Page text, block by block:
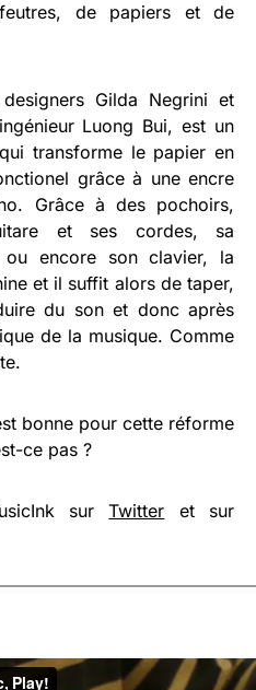
de papiers et de
Gilda Negrini et
Luong Bui, est un
transforme le papier en
grâce à une encre
Grâce à des pochoirs,
et ses cordes, sa
encore son clavier, la
et il suffit alors de taper,
du son et donc après
de la musique. Comme
bonne pour cette réforme
ce pas ?
surTwitter et sur